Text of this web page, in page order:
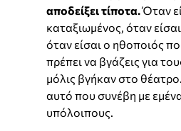
αποδείξει τίποτα.Όταν
καταξιωμένος, όταν
όταν είσαι ο ηθοποιός
πρέπει να βγάζεις για
μόλις βγήκαν στο
αυτό που συνέβη με
υπόλοιπους.